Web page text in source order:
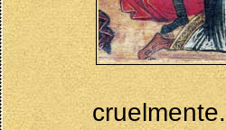
cruelmente.